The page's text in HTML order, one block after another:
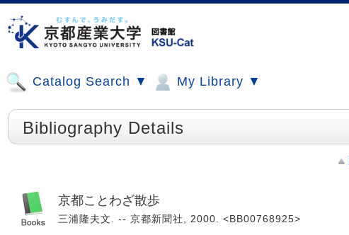
Catalog Search ▼ My Library ▼
Bibliography Details
京都ことわざ散歩
三浦隆夫文. -- 京都新聞社, 2000. <BB00768925>